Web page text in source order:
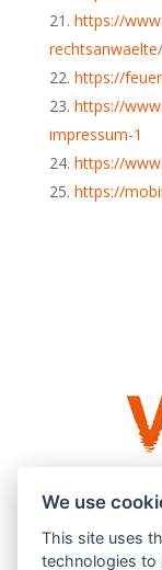
https://
rechtsanwaelte/
https://
https://
impressum-1
https://
https://
Westküste UG
We use
This site uses
technologies to